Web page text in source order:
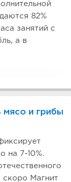
82%
занятий с
а в
мясо и грибы
на 7-10%.
скоро Магнит